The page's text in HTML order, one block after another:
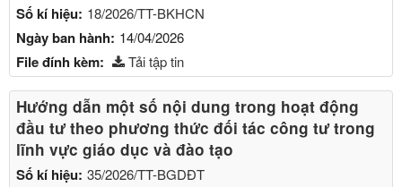
Số kí hiệu: 18/2026/TT-BKHCN
Ngày ban hành: 14/04/2026
File đính kèm: Tải tập tin
Hướng dẫn một số nội dung trong hoạt động
đầu tư theo phương thức đối tác công tư trong
lĩnh vực giáo dục và đào tạo
Số kí hiệu: 35/2026/TT-BGDĐT